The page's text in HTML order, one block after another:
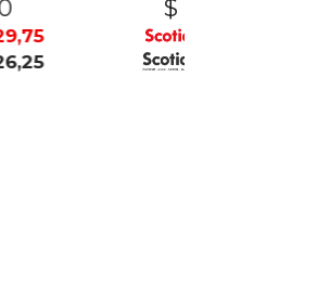
$ 798,15
$ 704,25